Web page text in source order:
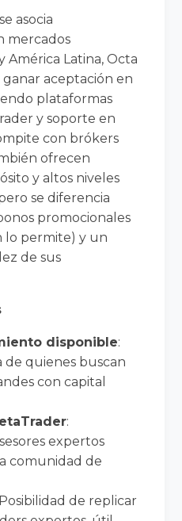
asocia
mercados
América Latina, Octa
aceptación en
plataformas
y soporte en
con brókers
ofrecen
y altos niveles
se diferencia
promocionales
lo permite) y un
de sus
disponible:
de quienes buscan
con capital
:
expertos
comunidad de
de replicar